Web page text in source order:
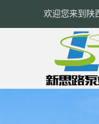
欢迎您来到陕